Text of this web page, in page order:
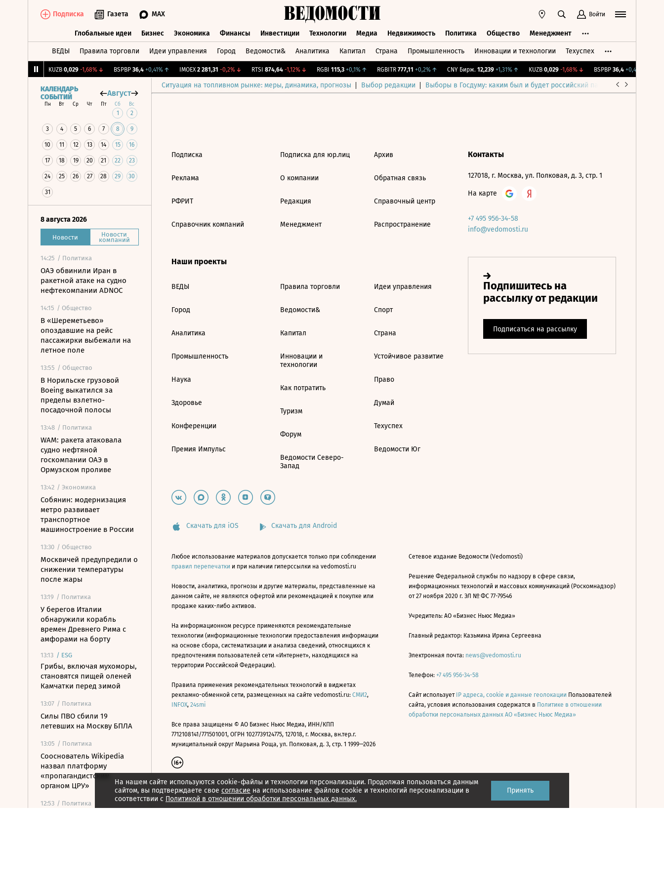
Подписка Газета MAX Войти
Глобальные идеи Бизнес Экономика Финансы Инвестиции Технологии Медиа Недвижимость Политика Общество Менеджмент
ВЕДЫ Правила торговли Идеи управления Город Ведомости& Аналитика Капитал Страна Промышленность Инновации и технологии Техуспех
KUZB 0,029 -1,68%↓ BSPBP 36,4 +0,41%↑ IMOEX 2 281,31 -0,2%↓ RTSI 874,64 -1,12%↓ RGBI 115,3 +0,1%↑ RGBITR 777,11 +0,2%↑ CNY Бирж. 12,239 +1,31%↑ KUZB 0,029 -1,68%↓ BSPBP 36,4 +0,41%
Ситуация на топливном рынке: меры, динамика, прогнозы Выбор редакции Выборы в Госдуму: каким был и будет российский парламент
КАЛЕНДАРЬ
СОБЫТИЙ
Август
Пн Вт Ср Чт Пт Сб Вс
1 2
3 4 5 6 7 8 9
10 11 12 13 14 15 16
17 18 19 20 21 22 23
24 25 26 27 28 29 30
31
8 августа 2026
Новости Новости
компаний
14:25 / Политика
ОАЭ обвинили Иран в
ракетной атаке на судно
нефтекомпании ADNOC
14:15 / Общество
В «Шереметьево»
опоздавшие на рейс
пассажирки выбежали на
летное поле
13:55 / Общество
В Норильске грузовой
Boeing выкатился за
пределы взлетно-
посадочной полосы
13:48 / Политика
WAM: ракета атаковала
судно нефтяной
госкомпании ОАЭ в
Ормузском проливе
13:42 / Экономика
Собянин: модернизация
метро развивает
транспортное
машиностроение в России
13:30 / Общество
Москвичей предупредили о
снижении температуры
после жары
13:19 / Политика
У берегов Италии
обнаружили корабль
времен Древнего Рима с
амфорами на борту
13:13 / ESG
Грибы, включая мухоморы,
становятся пищей оленей
Камчатки перед зимой
13:07 / Политика
Силы ПВО сбили 19
летевших на Москву БПЛА
13:05 / Политика
Сооснователь Wikipedia
назвал платформу
«пропагандистским
органом ЦРУ»
12:53 / Политика
На нашем сайте используются cookie-файлы и технологии персонализации. Продолжая пользоваться данным
сайтом, вы подтверждаете свое согласие на использование файлов cookie и технологий персонализации в
соответствии с Политикой в отношении обработки персональных данных.
Принять
Подписка
Реклама
РФРИТ
Справочник компаний
Подписка для юр.лиц
О компании
Редакция
Менеджмент
Архив
Обратная связь
Справочный центр
Распространение
Наши проекты
ВЕДЫ
Город
Аналитика
Промышленность
Наука
Здоровье
Конференции
Премия Импульс
Правила торговли
Ведомости&
Капитал
Инновации и
технологии
Как потратить
Туризм
Форум
Ведомости Северо-
Запад
Идеи управления
Спорт
Страна
Устойчивое развитие
Право
Думай
Техуспех
Ведомости Юг
Контакты
127018, г. Москва, ул. Полковая, д. 3, стр. 1
На карте
+7 495 956-34-58
info@vedomosti.ru
Скачать для iOS Скачать для Android
Любое использование материалов допускается только при соблюдении
правил перепечатки и при наличии гиперссылки на vedomosti.ru
Новости, аналитика, прогнозы и другие материалы, представленные на
данном сайте, не являются офертой или рекомендацией к покупке или
продаже каких-либо активов.
На информационном ресурсе применяются рекомендательные
технологии (информационные технологии предоставления информации
на основе сбора, систематизации и анализа сведений, относящихся к
предпочтениям пользователей сети «Интернет», находящихся на
территории Российской Федерации).
Правила применения рекомендательных технологий в виджетах
рекламно-обменной сети, размещенных на сайте vedomosti.ru: СМИ2,
INFOX, 24smi
Все права защищены © АО Бизнес Ньюс Медиа, ИНН/КПП
7712108141/771501001, ОГРН 1027739124775, 127018, г. Москва, вн.тер.г.
муниципальный округ Марьина Роща, ул. Полковая, д. 3, стр. 1 1999—2026
Сетевое издание Ведомости (Vedomosti)
Решение Федеральной службы по надзору в сфере связи,
информационных технологий и массовых коммуникаций (Роскомнадзор)
от 27 ноября 2020 г. ЭЛ № ФС 77-79546
Учредитель: АО «Бизнес Ньюс Медиа»
Главный редактор: Казьмина Ирина Сергеевна
Электронная почта: news@vedomosti.ru
Телефон: +7 495 956-34-58
Сайт использует IP адреса, cookie и данные геолокации Пользователей
сайта, условия использования содержатся в Политике в отношении
обработки персональных данных АО «Бизнес Ньюс Медиа»